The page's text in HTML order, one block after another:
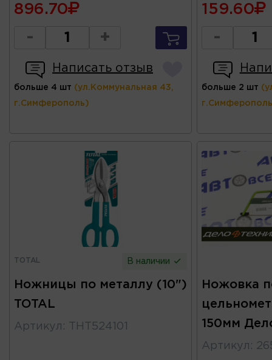
896.70
- +
Написать отзыв
больше 4 шт (ул.Коммунальная 43,
г.Симферополь)
159.60
-
больше 2 шт
TOTAL В наличии
Ножницы по металлу (10")
TOTAL
Артикул : THT524101
Ножовка
150мм
Артикул :